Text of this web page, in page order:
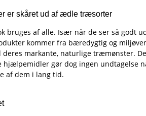
er skåret ud af ædle træsorter
bruges af alle. Især når de ser så godt
kommer fra bæredygtig og
deres markante, naturlige træmønster.
hjælpemidler gør dog ingen undtagelse
af dem i lang tid.